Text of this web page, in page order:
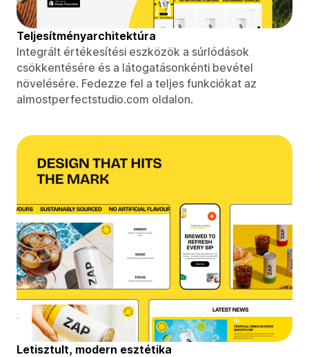
Teljesítményarchitektúra
Integrált értékesítési eszközök a súrlódások
csökkentésére és a látogatásonkénti bevétel
növelésére. Fedezze fel a teljes funkciókat az
almostperfectstudio.com oldalon.
Letisztult, modern esztétika